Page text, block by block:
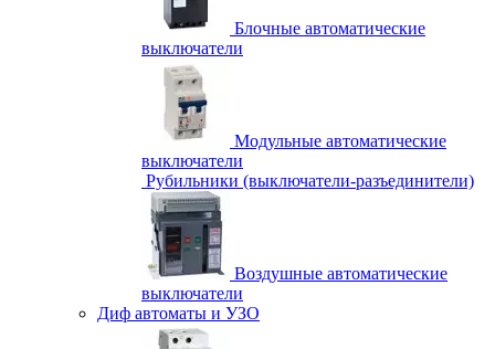
Блочные автоматические
выключатели
Модульные автоматические
выключатели
Рубильники (выключатели-разъединители)
Воздушные автоматические
выключатели
Диф автоматы и УЗО